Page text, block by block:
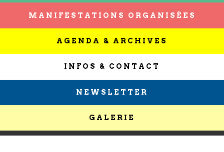
MANIFESTATIONS ORGANISÉES
AGENDA & ARCHIVES
INFOS & CONTACT
NEWSLETTER
GALERIE